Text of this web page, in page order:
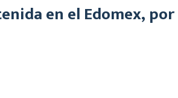
en el Edomex,